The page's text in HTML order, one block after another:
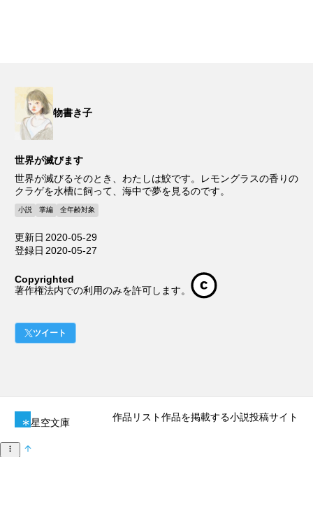
物書き子
世界が滅びます
世界が滅びるそのとき、わたしは鮫です。レモングラスの香りの
クラゲを水槽に飼って、海中で夢を見るのです。
小説 掌編 全年齢対象
更新日 2020-05-29
登録日 2020-05-27
Copyrighted
著作権法内での利用のみを許可します。
ツイート
星空文庫 作品リスト作品を掲載する小説投稿サイト